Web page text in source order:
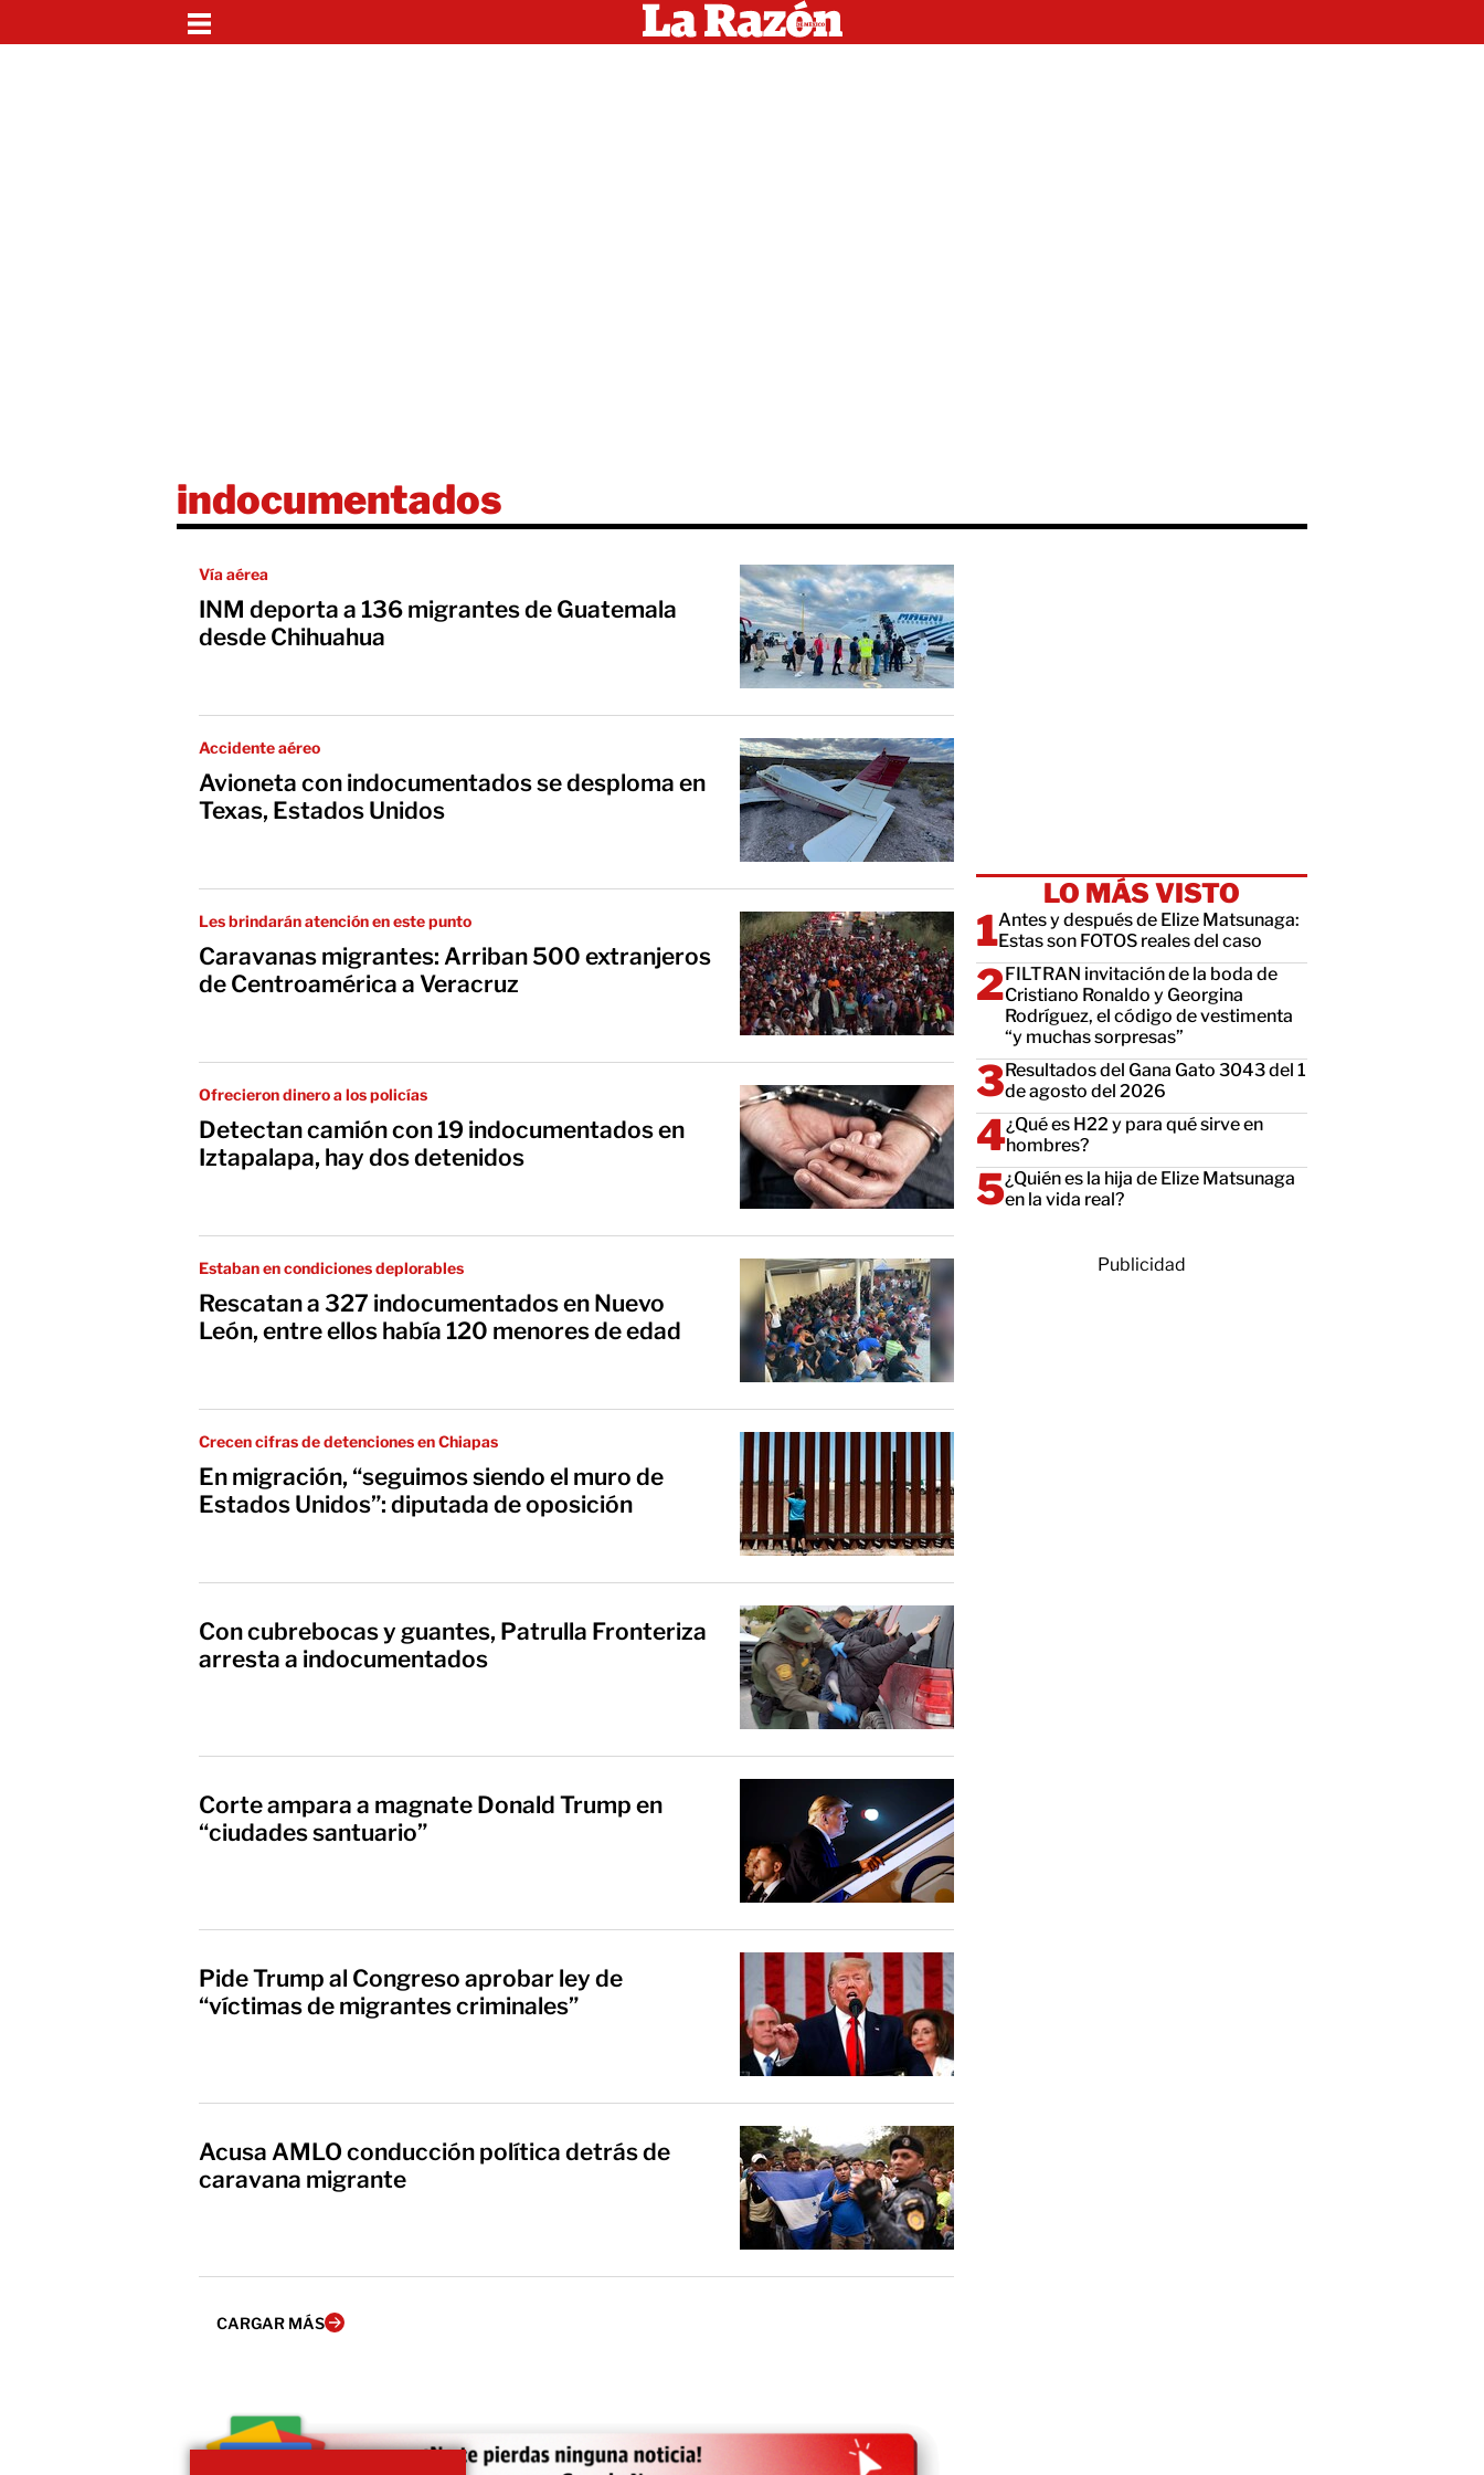
indocumentados
Vía aérea
INM deporta a 136 migrantes de Guatemala
desde Chihuahua
Accidente aéreo
Avioneta con indocumentados se desploma en
Texas, Estados Unidos
Les brindarán atención en este punto
Caravanas migrantes: Arriban 500 extranjeros
de Centroamérica a Veracruz
Ofrecieron dinero a los policías
Detectan camión con 19 indocumentados en
Iztapalapa, hay dos detenidos
Estaban en condiciones deplorables
Rescatan a 327 indocumentados en Nuevo
León, entre ellos había 120 menores de edad
Crecen cifras de detenciones en Chiapas
En migración, “seguimos siendo el muro de
Estados Unidos”: diputada de oposición
Con cubrebocas y guantes, Patrulla Fronteriza
arresta a indocumentados
Corte ampara a magnate Donald Trump en
“ciudades santuario”
Pide Trump al Congreso aprobar ley de
“víctimas de migrantes criminales”
Acusa AMLO conducción política detrás de
caravana migrante
CARGAR MÁS
LO MÁS VISTO
Antes y después de Elize Matsunaga:
Estas son FOTOS reales del caso
FILTRAN invitación de la boda de
Cristiano Ronaldo y Georgina
Rodríguez, el código de vestimenta
“y muchas sorpresas”
Resultados del Gana Gato 3043 del 1
de agosto del 2026
¿Qué es H22 y para qué sirve en
hombres?
¿Quién es la hija de Elize Matsunaga
en la vida real?
Publicidad